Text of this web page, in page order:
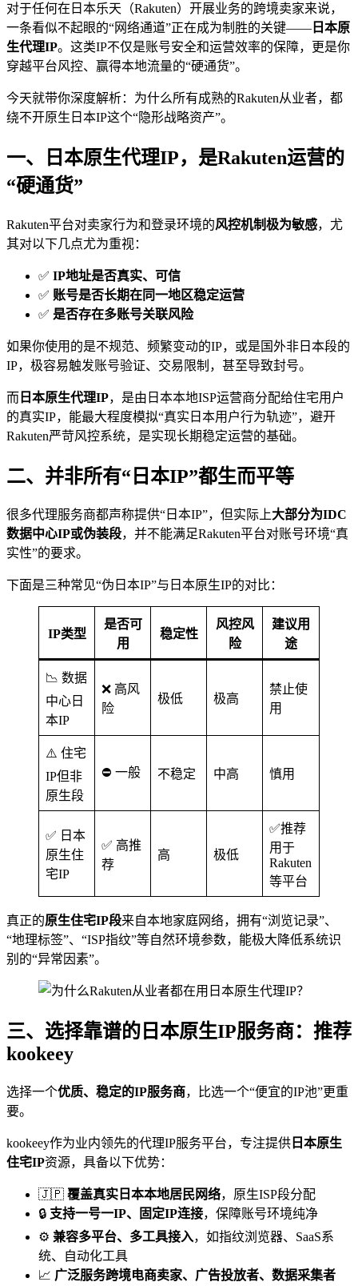
对于任何在日本乐天（Rakuten）开展业务的跨境卖家来说，
一条看似不起眼的“网络通道”正在成为制胜的关键—— 日本原
生代理IP。这类IP不仅是账号安全和运营效率的保障，更是你
穿越平台风控、赢得本地流量的“硬通货”。
今天就带你深度解析：为什么所有成熟的Rakuten从业者，都
绕不开原生日本IP这个“隐形战略资产”。
一、日本原生代理IP，是Rakuten运营的
“硬通货”
Rakuten平台对卖家行为和登录环境的风控机制极为敏感，尤
其对以下几点尤为重视：
✅ IP地址是否真实、可信
✅ 账号是否长期在同一地区稳定运营
✅ 是否存在多账号关联风险
如果你使用的是不规范、频繁变动的IP，或是国外非日本段的
IP，极容易触发账号验证、交易限制，甚至导致封号。
而 日本原生代理IP，是由日本本地ISP运营商分配给住宅用户
的真实IP，能最大程度模拟“真实日本用户行为轨迹”，避开
Rakuten严苛风控系统，是实现长期稳定运营的基础。
二、并非所有“日本IP”都生而平等
很多代理服务商都声称提供“日本IP”，但实际上大部分为IDC
数据中心IP或伪装段，并不能满足Rakuten平台对账号环境“真
实性”的要求。
下面是三种常见“伪日本IP”与日本原生IP的对比：
IP类型
是否可
用
稳定性
风控风
险
建议用
途
📉 数据
中心日
本IP
❌ 高风
险
极低 极高
禁止使
用
⚠️ 住宅
IP但非
原生段
⛔ 一般 不稳定 中高 慎用
✅ 日本
原生住
宅IP
✅ 高推
荐
高 极低
✅推荐
用于
Rakuten
等平台
真正的原生住宅IP段来自本地家庭网络，拥有“浏览记录”、
“地理标签”、“ISP指纹”等自然环境参数，能极大降低系统识
别的“异常因素”。
三、选择靠谱的日本原生IP服务商：推荐
kookeey
选择一个优质、稳定的IP服务商，比选一个“便宜的IP池”更重
要。
kookeey作为业内领先的代理IP服务平台，专注提供 日本原生
住宅IP资源，具备以下优势：
🇯🇵 覆盖真实日本本地居民网络，原生ISP段分配
🔒 支持一号一IP、固定IP连接，保障账号环境纯净
⚙️ 兼容多平台、多工具接入，如指纹浏览器、SaaS系
统、自动化工具
📈 广泛服务跨境电商卖家、广告投放者、数据采集者